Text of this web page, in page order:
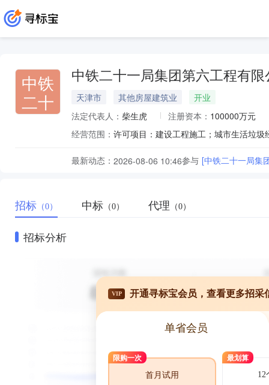
中铁
二十
中铁二十一局集团第六工程有限
天津市 其他房屋建筑业
开业
法定代表人： 柴生虎 注册资本： 100000万元
经营范围：
最新动态： 2026-08-06 10:46参与 [中铁二十一局集
招标 （0） 中标 （0） 代理 （0）
招标分析
VIP 开通寻标宝会员，查看更多招采
单省会员
限购一次
首月试用
最划算
12